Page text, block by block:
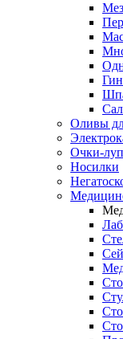
Оливы
Очки-
Носилки